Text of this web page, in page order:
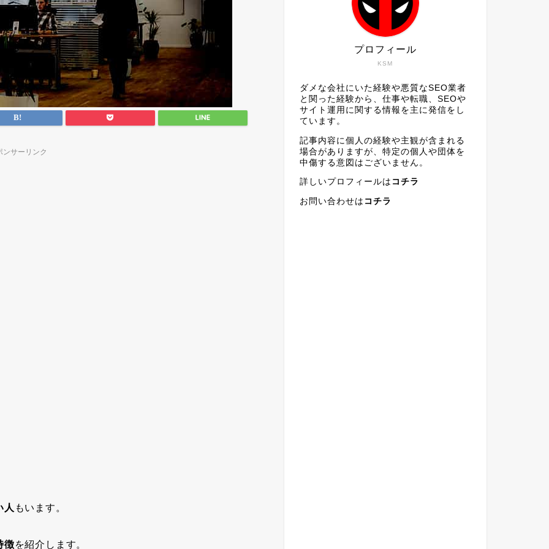
ンサーリンク
人 もいます。
徴を紹介します。
KSM
プロフィール
ダメな会社にいた経験や悪質なSEO業者
と関った経験から、仕事や転職、SEOや
サイト運用に関する情報を主に発信をし
ています。
記事内容に個人の経験や主観が含まれる
場合がありますが、特定の個人や団体を
中傷する意図はございません。
詳しいプロフィールは コチラ
お問い合わせは コチラ